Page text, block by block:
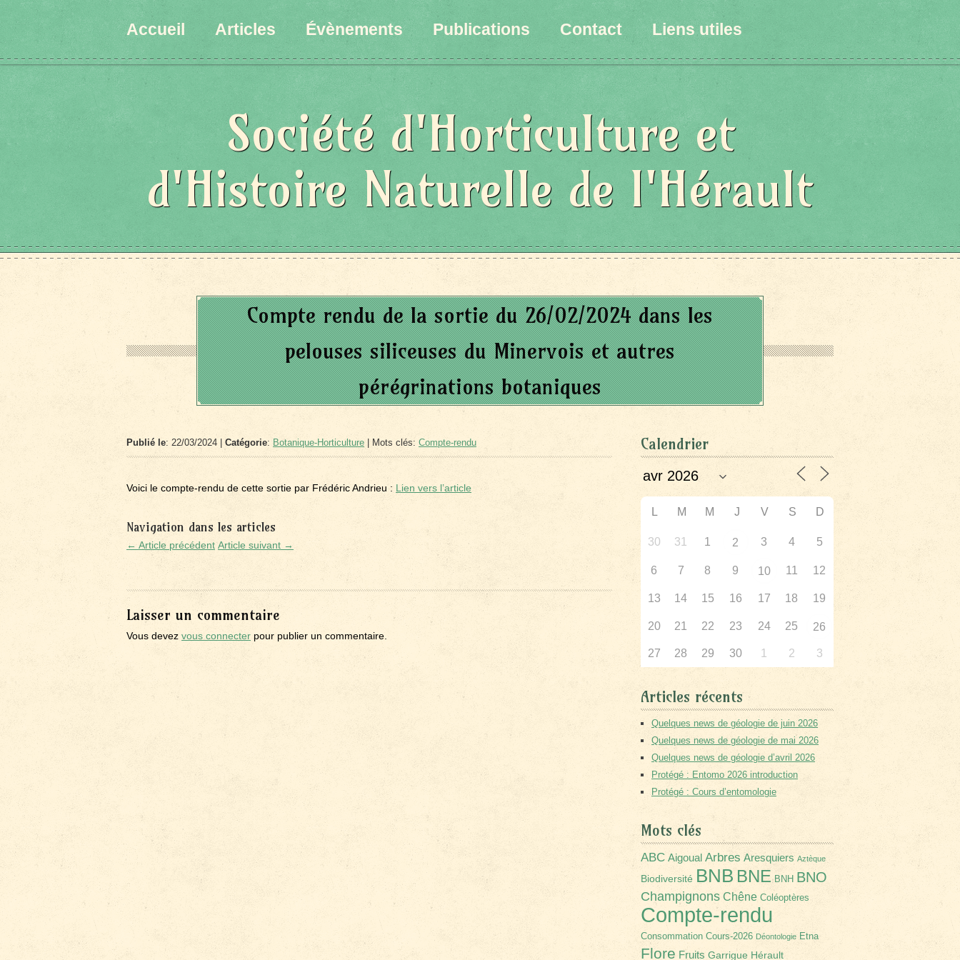
Accueil Articles Évènements Publications Contact Liens utiles
Société d'Horticulture et
d'Histoire Naturelle de l'Hérault
Compte rendu de la sortie du 26/02/2024 dans les
pelouses siliceuses du Minervois et autres
pérégrinations botaniques
Publié le: 22/03/2024 | Catégorie: Botanique-Horticulture | Mots clés: Compte-rendu
Voici le compte-rendu de cette sortie par Frédéric Andrieu : Lien vers l’article
Navigation dans les articles
← Article précédent Article suivant →
Laisser un commentaire
Vous devez vous connecter pour publier un commentaire.
Calendrier
L M M J V S D
30 31 1 2 3 4 5
6 7 8 9 10 11 12
13 14 15 16 17 18 19
20 21 22 23 24 25 26
27 28 29 30 1 2 3
Articles récents
Quelques news de géologie de juin 2026
Quelques news de géologie de mai 2026
Quelques news de géologie d’avril 2026
Protégé : Entomo 2026 introduction
Protégé : Cours d’entomologie
Mots clés
ABC Aigoual Arbres Aresquiers Aztèque
Biodiversité BNB BNE BNH BNO
Champignons Chêne Coléoptères
Compte-rendu
Consommation Cours-2026 Déontologie Etna
Flore Fruits Garrigue Hérault